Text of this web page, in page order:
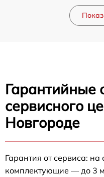
Гарантийные
сервисного
Новгороде
Гарантия от сервиса:
комплектующие — до 3